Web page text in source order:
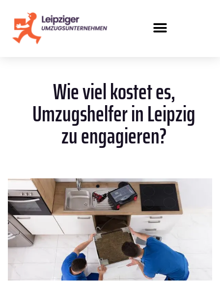
Wie viel kostet es,
Umzugshelfer in Leipzig
zu engagieren?